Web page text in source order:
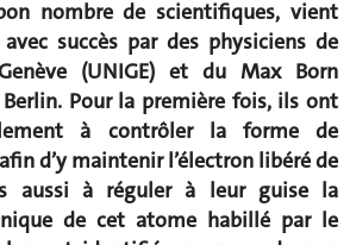
nombre de scientifiques, vient
succès par des physiciens de
(UNIGE) et du Max Born
Pour la première fois, ils ont
à contrôler la forme de
d’y maintenir l’électron libéré de
aussi à réguler à leur guise la
de cet atome habillé par le